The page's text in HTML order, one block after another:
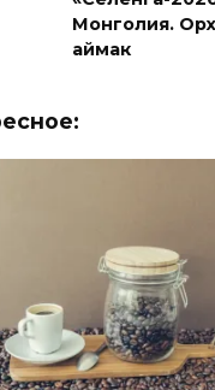
Монголия.
аймак